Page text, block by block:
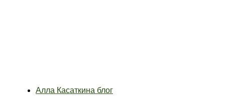
Алла Касаткина блог